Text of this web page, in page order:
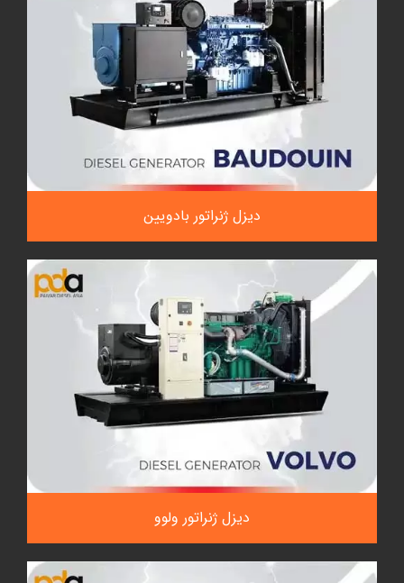
دیزل ژنراتور بادویین
دیزل ژنراتور ولوو